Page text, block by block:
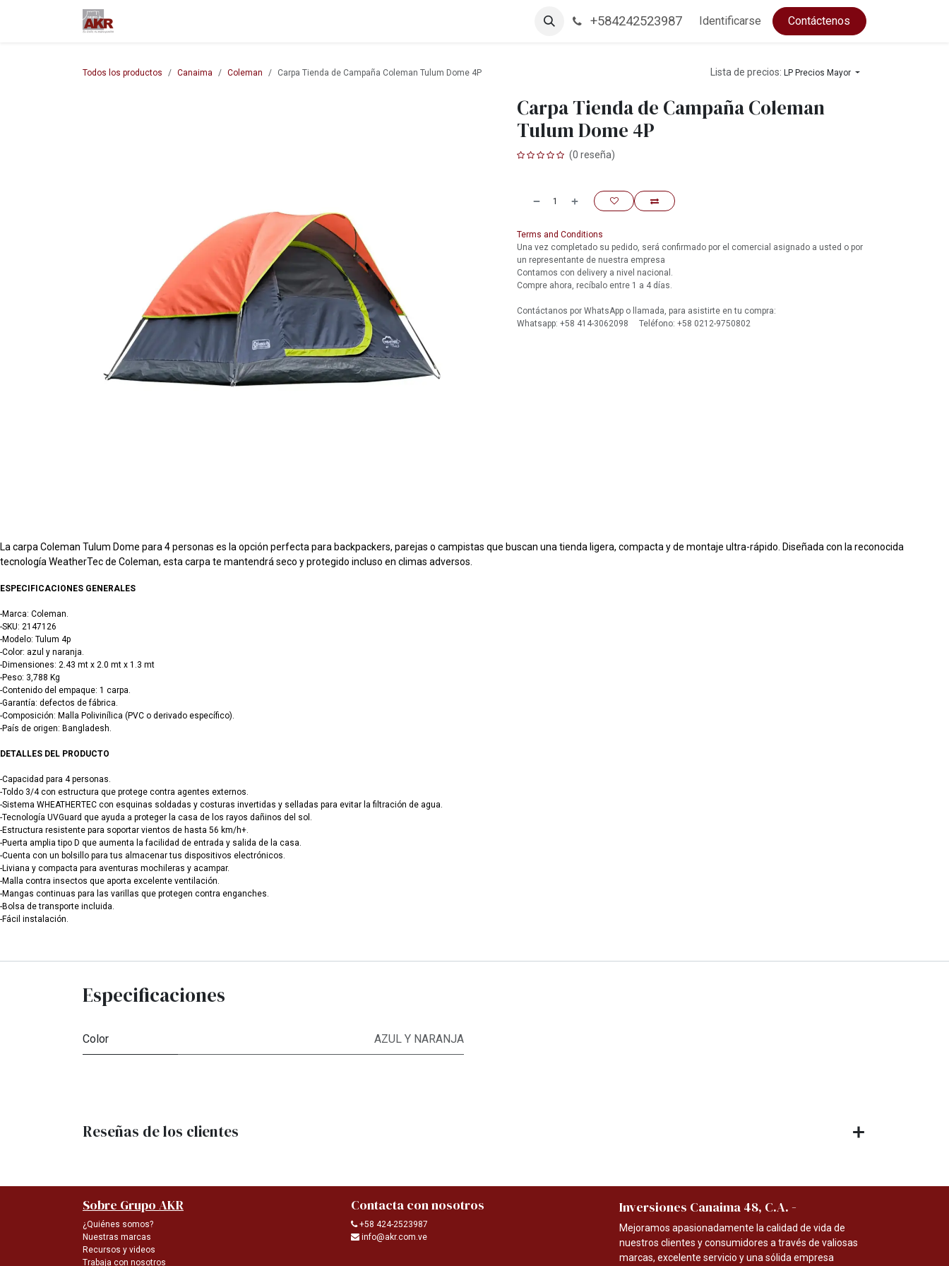
Empleos +584242523987 Identificarse Contáctenos
Todos los productos Canaima Coleman Carpa Tienda de Campaña Coleman Tulum Dome 4P Lista de precios: LP Precios Mayor
Carpa Tienda de Campaña Coleman
Tulum Dome 4P
(0 reseña)
Terms and Conditions
Una vez completado su pedido, será confirmado por el comercial asignado a usted o por
un representante de nuestra empresa
Contamos con delivery a nivel nacional.
Compre ahora, recíbalo entre 1 a 4 días.
Contáctanos por WhatsApp o llamada, para asistirte en tu compra:
Whatsapp: +58 414-3062098 Teléfono: +58 0212-9750802
La carpa Coleman Tulum Dome para 4 personas es la opción perfecta para backpackers, parejas o campistas que buscan una tienda ligera, compacta y de montaje ultra-rápido. Diseñada con la reconocida
tecnología WeatherTec de Coleman, esta carpa te mantendrá seco y protegido incluso en climas adversos.
ESPECIFICACIONES GENERALES
-Marca: Coleman.
-SKU: 2147126
-Modelo: Tulum 4p
-Color: azul y naranja.
-Dimensiones: 2.43 mt x 2.0 mt x 1.3 mt
-Peso: 3,788 Kg
-Contenido del empaque: 1 carpa.
-Garantía: defectos de fábrica.
-Composición: Malla Polivinílica (PVC o derivado específico).
-País de origen: Bangladesh.
DETALLES DEL PRODUCTO
-Capacidad para 4 personas.
-Toldo 3/4 con estructura que protege contra agentes externos.
-Sistema WHEATHERTEC con esquinas soldadas y costuras invertidas y selladas para evitar la filtración de agua.
-Tecnología UVGuard que ayuda a proteger la casa de los rayos dañinos del sol.
-Estructura resistente para soportar vientos de hasta 56 km/h+.
-Puerta amplia tipo D que aumenta la facilidad de entrada y salida de la casa.
-Cuenta con un bolsillo para tus almacenar tus dispositivos electrónicos.
-Liviana y compacta para aventuras mochileras y acampar.
-Malla contra insectos que aporta excelente ventilación.
-Mangas continuas para las varillas que protegen contra enganches.
-Bolsa de transporte incluida.
-Fácil instalación.
Especificaciones
Color AZUL Y NARANJA
Reseñas de los clientes
Sobre Grupo AKR
¿Quiénes somos?
Nuestras marcas
Recursos y videos
Trabaja con nosotros
Contacta con nosotros
+58 424-2523987
info@akr.com.ve
Inversiones Canaima 48, C.A. -
Mejoramos apasionadamente la calidad de vida de
nuestros clientes y consumidores a través de valiosas
marcas, excelente servicio y una sólida empresa